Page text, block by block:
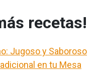
recetas!
Jugoso y Saboroso
en tu Mesa